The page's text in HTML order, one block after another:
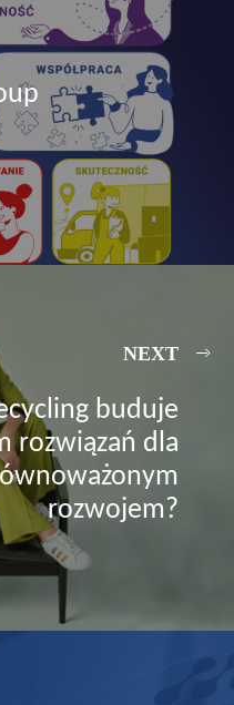
NEXT
buduje
rozwiązań dla
rozwojem?